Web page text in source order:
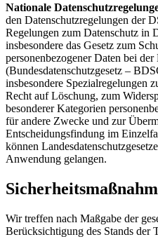
Nationale
den Datenschutzregelungen der
Regelungen zum Datenschutz in
insbesondere das Gesetz zum
personenbezogener Daten bei
(Bundesdatenschutzgesetz –
insbesondere Spezialregelungen
Recht auf Löschung, zum
besonderer Kategorien
für andere Zwecke und zur
Entscheidungsfindung im
können
Anwendung gelangen.
Wir treffen nach Maßgabe der
Berücksichtigung des Stands der